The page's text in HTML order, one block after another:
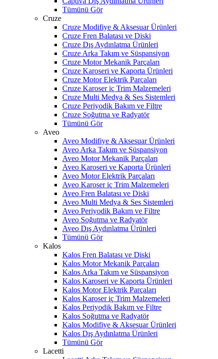
Tümünü Gör
Cruze
Cruze Modifiye & Aksesuar Ürünleri
Cruze Fren Balatası ve Diski
Cruze Dış Aydınlatma Ürünleri
Cruze Arka Takım ve Süspansiyon
Cruze Motor Mekanik Parçaları
Cruze Karoseri ve Kaporta Ürünleri
Cruze Motor Elektrik Parçaları
Cruze Karoser iç Trim Malzemeleri
Cruze Multi Medya & Ses Sistemleri
Cruze Periyodik Bakım ve Filtre
Cruze Soğutma ve Radyatör
Tümünü Gör
Aveo
Aveo Modifiye & Aksesuar Ürünleri
Aveo Arka Takım ve Süspansiyon
Aveo Motor Mekanik Parçaları
Aveo Karoseri ve Kaporta Ürünleri
Aveo Motor Elektrik Parçaları
Aveo Karoser iç Trim Malzemeleri
Aveo Fren Balatası ve Diski
Aveo Multi Medya & Ses Sistemleri
Aveo Periyodik Bakım ve Filtre
Aveo Soğutma ve Radyatör
Aveo Dış Aydınlatma Ürünleri
Tümünü Gör
Kalos
Kalos Fren Balatası ve Diski
Kalos Motor Mekanik Parçaları
Kalos Arka Takım ve Süspansiyon
Kalos Karoseri ve Kaporta Ürünleri
Kalos Motor Elektrik Parçaları
Kalos Karoser iç Trim Malzemeleri
Kalos Periyodik Bakım ve Filtre
Kalos Soğutma ve Radyatör
Kalos Modifiye & Aksesuar Ürünleri
Kalos Dış Aydınlatma Ürünleri
Tümünü Gör
Lacetti